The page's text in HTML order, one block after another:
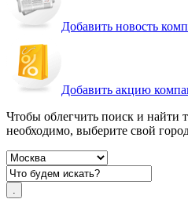
Добавить новость
Добавить акцию
Чтобы облегчить поиск и найти
необходимо, выберите свой